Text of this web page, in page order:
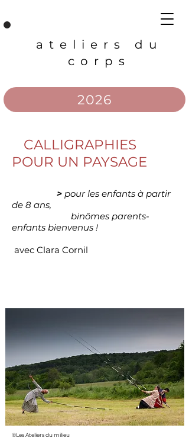
ateliers du
corps
2026
CALLIGRAPHIES
POUR UN PAYSAGE
> pour les enfants à partir
de 8 ans,
binômes parents-
enfants bienvenus !
avec Clara Cornil
©Les Ateliers du milieu